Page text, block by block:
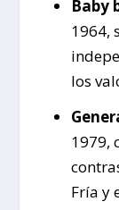
Baby
1964,
los
1979,
Fría y